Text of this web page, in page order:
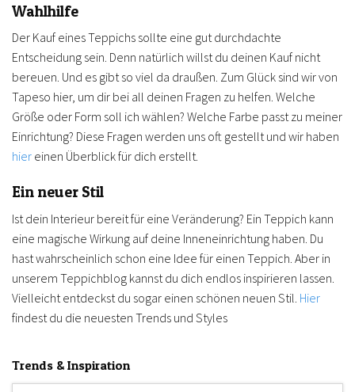
Wahlhilfe
Der Kauf eines Teppichs sollte eine gut durchdachte
Entscheidung sein. Denn natürlich willst du deinen Kauf nicht
bereuen. Und es gibt so viel da draußen. Zum Glück sind wir von
Tapeso hier, um dir bei all deinen Fragen zu helfen. Welche
Größe oder Form soll ich wählen? Welche Farbe passt zu meiner
Einrichtung? Diese Fragen werden uns oft gestellt und wir haben
hier einen Überblick für dich erstellt.
Ein neuer Stil
Ist dein Interieur bereit für eine Veränderung? Ein Teppich kann
eine magische Wirkung auf deine Inneneinrichtung haben. Du
hast wahrscheinlich schon eine Idee für einen Teppich. Aber in
unserem Teppichblog kannst du dich endlos inspirieren lassen.
Vielleicht entdeckst du sogar einen schönen neuen Stil. Hier
findest du die neuesten Trends und Styles
Trends & Inspiration